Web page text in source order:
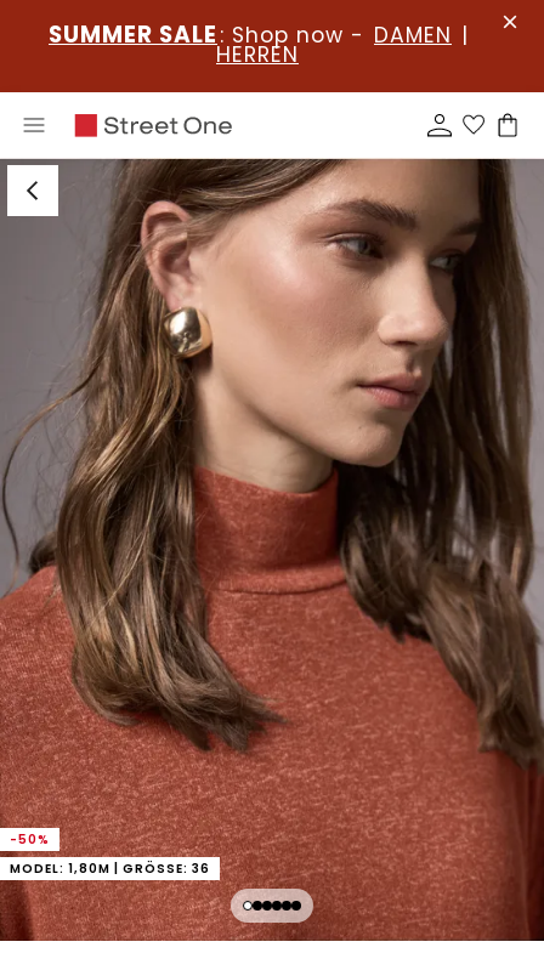
SUMMER SALE : Shop now - DAMEN |
HERREN
-50%
MODEL: 1,80M | GRÖSSE: 36